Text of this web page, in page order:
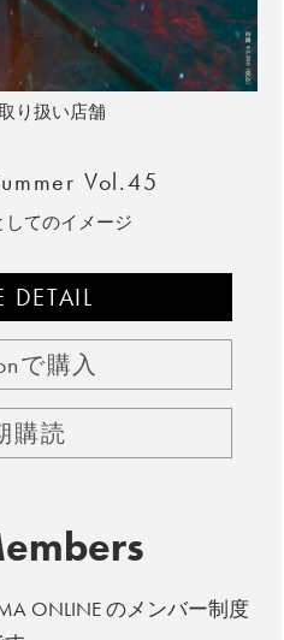
り扱い店舗
Vol.45
てのイメージ
DETAIL
で購入
購読
ONLINE のメンバー制度